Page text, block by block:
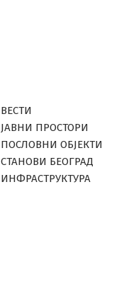
ВЕСТИ
ЈАВНИ ПРОСТОРИ
ПОСЛОВНИ ОБЈЕКТИ
СТАНОВИ БЕОГРАД
ИНФРАСТРУКТУРА